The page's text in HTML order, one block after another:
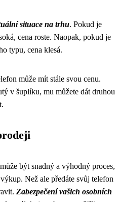
situace na trhu. Pokud je
cena roste. Naopak, pokud je
typu, cena klesá.
může mít stále svou cenu.
v šuplíku, mu můžete dát druhou
být snadný a výhodný proces,
Než ale předáte svůj telefon
Zabezpečení vašich osobních